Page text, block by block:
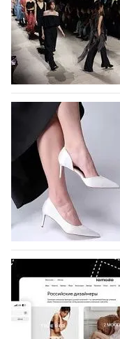
На участие в
подано 1047
На участие в
которая пройдет в
по 1 октября, уже
половину из них
коллекции
07.08.2026 714
BALLINA
Shoes
Компания
Co., Ltd.,